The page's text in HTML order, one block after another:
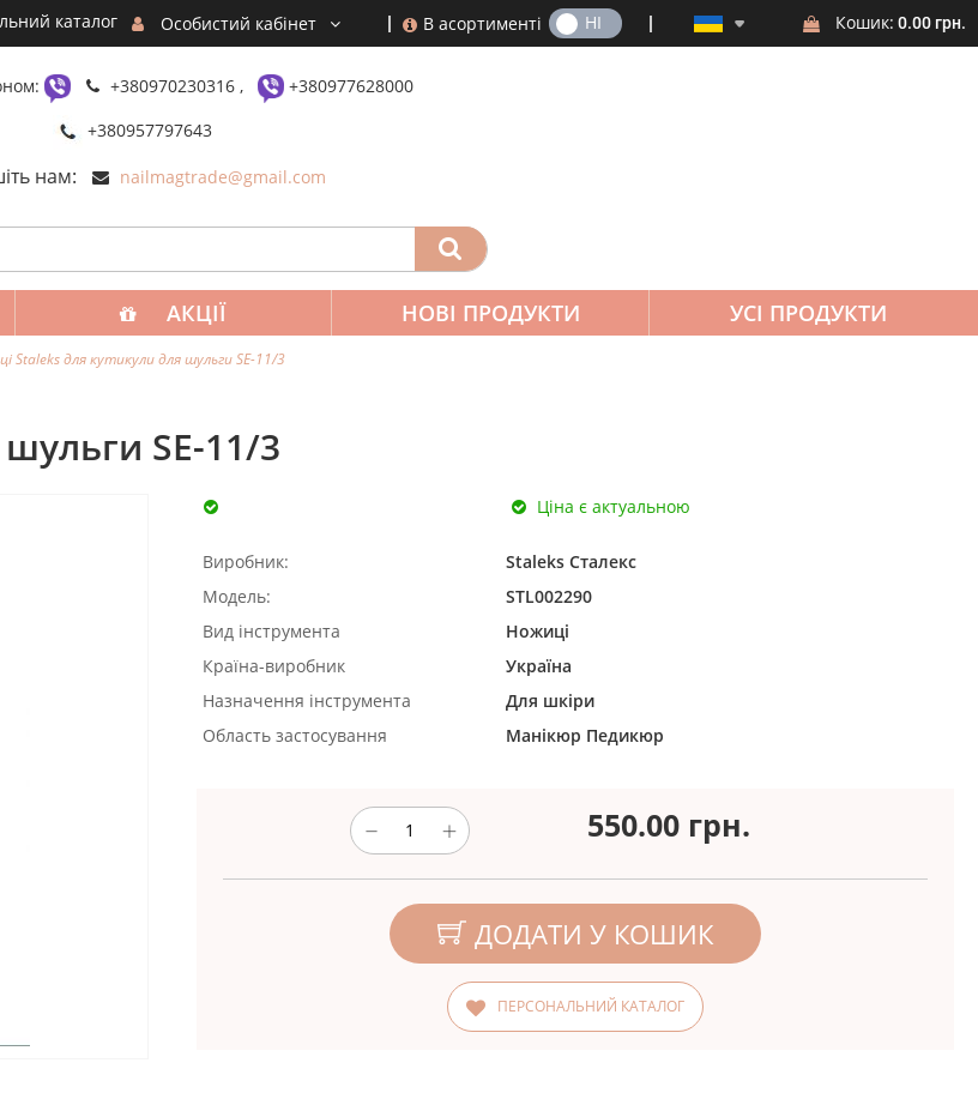
каталог Кошик: 0.00 грн.
В асортименті
ТАК НІ
Особистий кабінет
+380970230316 ,
+380977628000
+380957797643
нам: nailmagtrade@gmail.com
АКЦІЇ НОВІ ПРОДУКТИ УСІ ПРОДУКТИ
Staleks для кутикули для шульги SE-11/3
SE-11/3
Ціна є актуальною
Виробник:
Staleks Сталекс
Модель:
STL002290
Вид інструмента
Ножиці
Країна-виробник
Україна
Назначення інструмента
Для шкіри
Область застосування
Манікюр Педикюр
550.00 грн.
ДОДАТИ У КОШИК
ПЕРСОНАЛЬНИЙ КАТАЛОГ